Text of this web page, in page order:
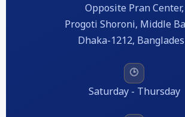
Opposite Pran Center,
Progoti Shoroni, Middle
Dhaka-1212,
🕒
Saturday - Thursday